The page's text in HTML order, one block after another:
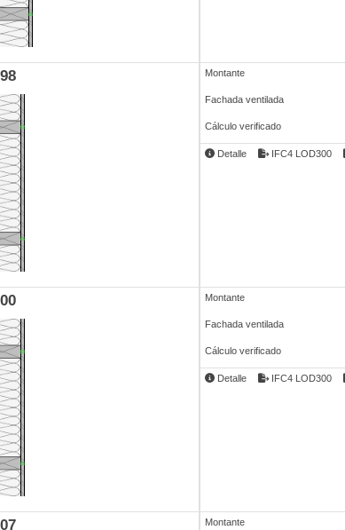
Montante
Fachada ventilada
Cálculo verificado
Detalle IFC4 LOD300
Montante
Fachada ventilada
Cálculo verificado
Detalle IFC4 LOD300
Montante